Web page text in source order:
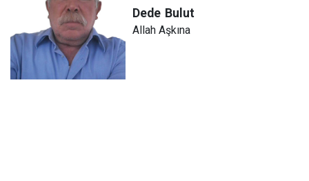
Dede Bulut
Allah Aşkına